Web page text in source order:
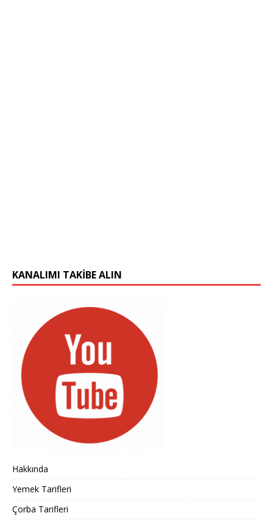
KANALIMI TAKIBE ALIN
Hakkında
Yemek Tarifleri
Çorba Tarifleri